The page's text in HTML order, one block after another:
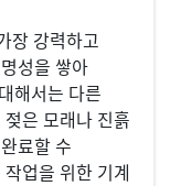
장 강력하고
성을 쌓아
해서는 다른
은 모래나 진흙
료할 수
업을 위한 기계